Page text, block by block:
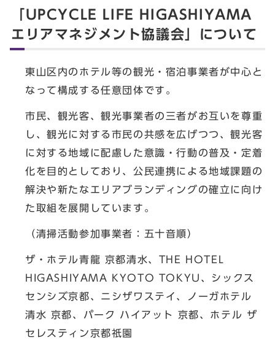
「UPCYCLE LIFE HIGASHIYAMA
エリアマネジメント協議会」について
東山区内のホテル等の観光・宿泊事業者が中心と
なって構成する任意団体です。
市民、観光客、観光事業者の三者がお互いを尊重
し、観光に対する市民の共感を広げつつ、観光客
に対する地域に配慮した意識・行動の普及・定着
化を目的としており、公民連携による地域課題の
解決や新たなエリアブランディングの確立に向け
た取組を展開しています。
（清掃活動参加事業者：五十音順）
ザ・ホテル青龍 京都清水、THE HOTEL
HIGASHIYAMA KYOTO TOKYU、シックス
センシズ京都、ニシザワステイ、ノーガホテル
清水 京都、パーク ハイアット 京都、ホテル ザ
セレスティン京都祇園